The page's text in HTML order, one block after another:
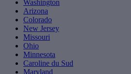
Washington
Arizona
Colorado
New Jersey
Missouri
Ohio
Minnesota
Caroline du Sud
Maryland